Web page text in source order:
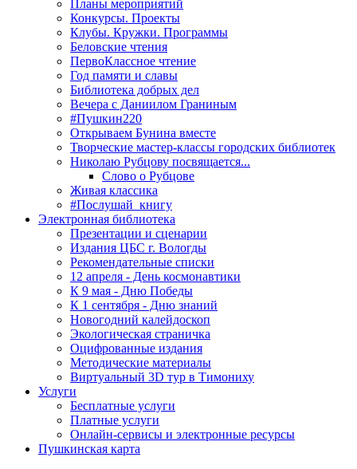
Планы мероприятий
Конкурсы. Проекты
Клубы. Кружки. Программы
Беловские чтения
ПервоКлассное чтение
Год памяти и славы
Библиотека добрых дел
Вечера с Даниилом Граниным
#Пушкин220
Открываем Бунина вместе
Творческие мастер-классы городских библиотек
Николаю Рубцову посвящается...
Слово о Рубцове
Живая классика
#Послушай_книгу
Электронная библиотека
Презентации и сценарии
Издания ЦБС г. Вологды
Рекомендательные списки
12 апреля - День космонавтики
К 9 мая - Дню Победы
К 1 сентября - Дню знаний
Новогодний калейдоскоп
Экологическая страничка
Оцифрованные издания
Методические материалы
Виртуальный 3D тур в Тимониху
Услуги
Бесплатные услуги
Платные услуги
Онлайн-сервисы и электронные ресурсы
Пушкинская карта